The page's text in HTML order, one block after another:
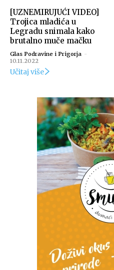
[UZNEMIRUJUĆI VIDEO]
Trojica mladića u
Legradu snimala kako
brutalno muče mačku
Glas Podravine i Prigorja -
10.11.2022
Učitaj više